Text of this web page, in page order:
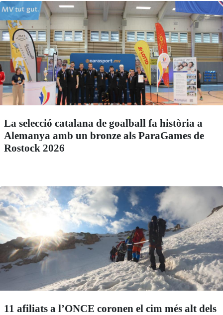
La selecció catalana de goalball fa història a
Alemanya amb un bronze als ParaGames de
Rostock 2026
11 afiliats a l’ONCE coronen el cim més alt dels